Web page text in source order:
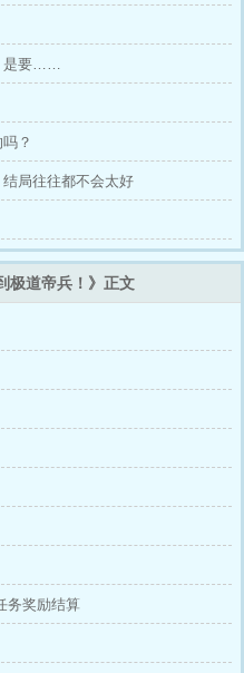
是要……
？
局往往都不会太好
极道帝兵！》正文
务奖励结算